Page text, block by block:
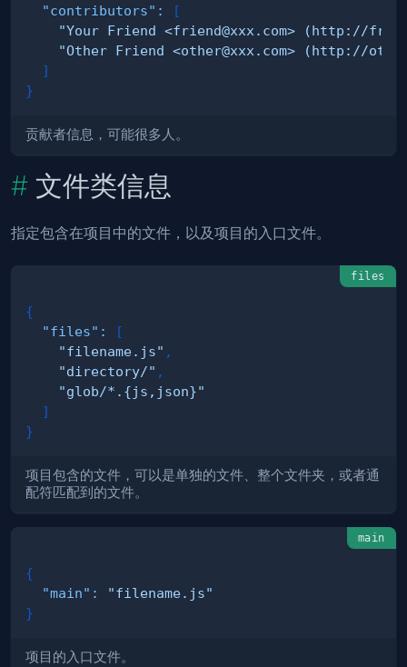
"contributors" :
[
"Your Friend <friend@xxx.com> (http://
"Other Friend <other@xxx.com> (http://
]
}
贡献者信息，可能很多人。
文件类信息
指定包含在项目中的文件，以及项目的入口文件。
files
{
"files" :
[
"filename.js" ,
"directory/" ,
"glob/*.{js,json}"
]
}
项目包含的文件，可以是单独的文件、整个文件夹，或者通
配符匹配到的文件。
main
{
"main" :
"filename.js"
}
项目的入口文件。